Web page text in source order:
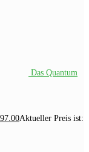
Das Quantum
97.00Aktueller Preis ist: